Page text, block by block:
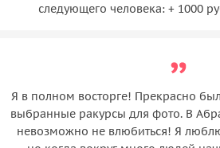
следующего человека: + 1000
Я в полном восторге! Прекрасно
выбранные ракурсы для фото. В
невозможно не влюбиться! Я